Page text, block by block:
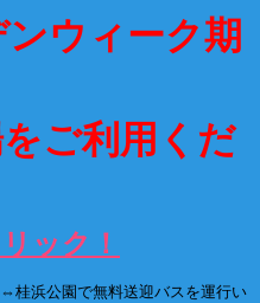
ウィーク期
ご利用くだ
ック！
浜公園で無料送迎バスを運行い